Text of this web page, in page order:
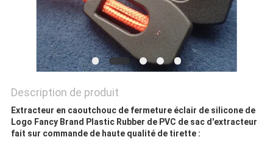
Description de produit
Extracteur en caoutchouc de fermeture éclair de silicone de
Logo Fancy Brand Plastic Rubber de PVC de sac d'extracteur
fait sur commande de haute qualité de tirette :